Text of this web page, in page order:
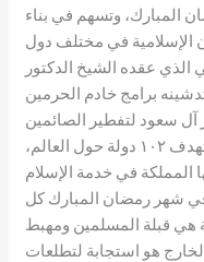
المبارك، وتسهم في بناء
الإسلامية في مختلف دول
الذي عقده الشيخ الدكتور
برامج خادم الحرمين
آل سعود لتفطير الصائمين
وتوزيع المصاحف والتمور التي تستهدف ۱۰۲ دولة حول العالم،
المملكة في خدمة الإسلام
شهر رمضان المبارك كل
هي قبلة المسلمين ومهبط
هو استجابة لتطلعات